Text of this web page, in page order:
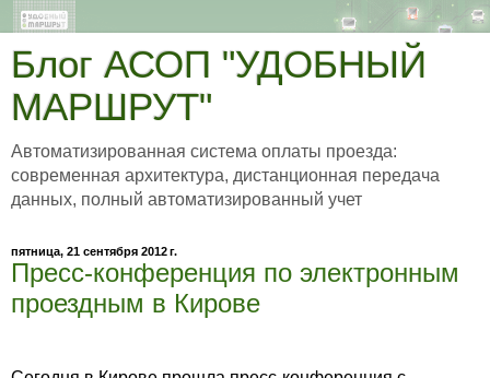
Блог АСОП "УДОБНЫЙ
МАРШРУТ"
Автоматизированная система оплаты проезда:
современная архитектура, дистанционная передача
данных, полный автоматизированный учет
пятница, 21 сентября 2012 г.
Пресс-конференция по электронным
проездным в Кирове